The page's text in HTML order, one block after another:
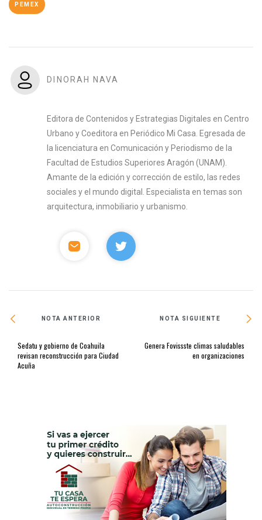
PEMEX
DINORAH NAVA
Editora de Contenidos y Estrategias Digitales en Centro
Urbano y Coeditora en Periódico Mi Casa. Egresada de
la licenciatura en Comunicación y Periodismo de la
Facultad de Estudios Superiores Aragón (UNAM).
Amante de la edición y corrección de estilo, las redes
sociales y el mundo digital. Especialista en temas son
arquitectura, inmobiliario y urbanismo.
NOTA ANTERIOR
Sedatu y gobierno de Coahuila
revisan reconstrucción para Ciudad
Acuña
NOTA SIGUIENTE
Genera Fovissste climas saludables
en organizaciones